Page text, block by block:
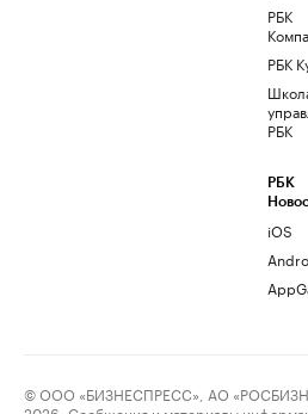
РБК
РБК
РБК
РБК
iOS
© ООО «БИЗНЕСПРЕСС», АО